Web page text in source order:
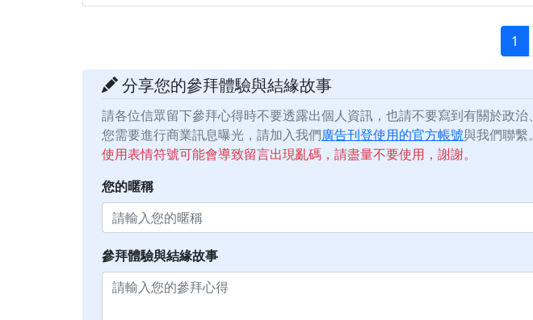
1
分享您的參拜體驗與結緣故事
請各位信眾留下參拜心得時不要透露出個人資訊，也請不要寫到有關於政
您需要進行商業訊息曝光，請加入我們廣告刊登使用的官方帳號與我們聯繫。
使用表情符號可能會導致留言出現亂碼，請盡量不要使用，謝謝。
您的暱稱
參拜體驗與結緣故事